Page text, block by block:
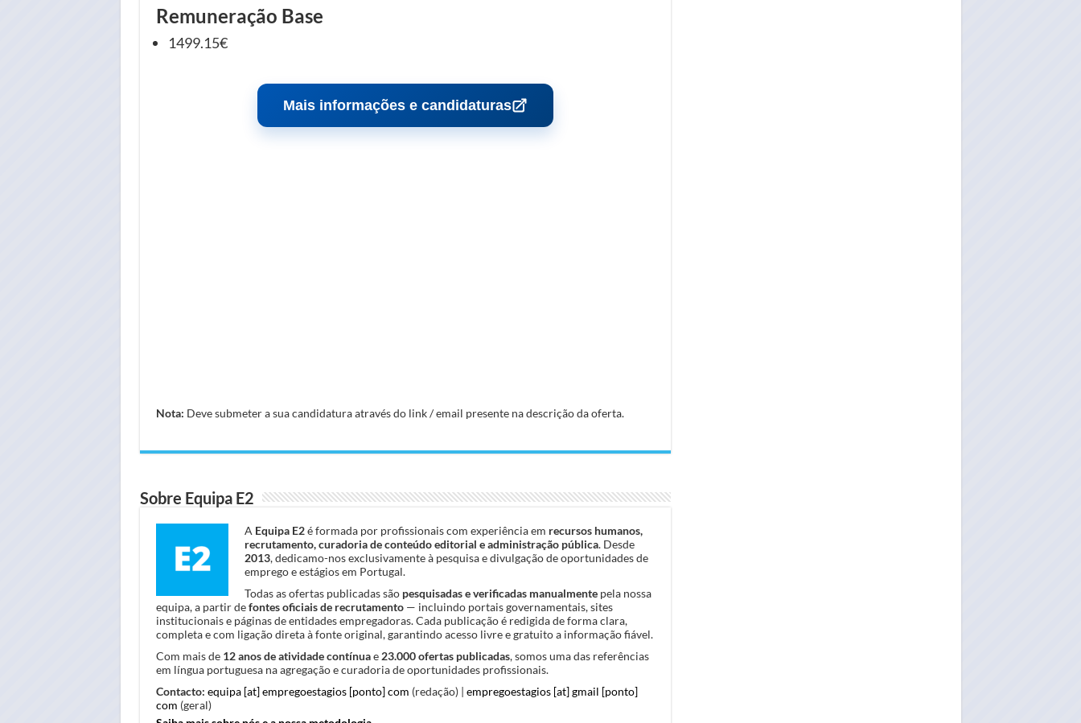
Remuneração Base
1499.15€
Mais informações e candidaturas
Nota: Deve submeter a sua candidatura através do link / email presente na descrição da oferta.
Sobre Equipa E2
A Equipa E2é formada por profissionais com experiência em recursos humanos,
recrutamento, curadoria de conteúdo editorial e administração pública. Desde
2013, dedicamo-nos exclusivamente à pesquisa e divulgação de oportunidades de
emprego e estágios em Portugal.
Todas as ofertas publicadas são pesquisadas e verificadas manualmentepela nossa
equipa, a partir defontes oficiais de recrutamento— incluindo portais governamentais, sites
institucionais e páginas de entidades empregadoras. Cada publicação é redigida de forma clara,
completa e com ligação direta à fonte original, garantindo acesso livre e gratuito a informação fiável.
Com mais de 12 anos de atividade contínuae 23.000 ofertas publicadas, somos uma das referências
em língua portuguesa na agregação e curadoria de oportunidades profissionais.
Contacto: equipa [at] empregoestagios [ponto] com (redação) | empregoestagios [at] gmail [ponto]
com (geral)